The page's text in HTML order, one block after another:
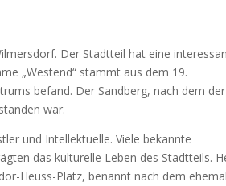
Der Stadtteil hat eine
„Westend“ stammt aus dem 19.
befand. Der Sandberg, nach dem
war.
und Intellektuelle. Viele bekannte
das kulturelle Leben des Stadtteils.
Heuss-Platz, benannt nach dem